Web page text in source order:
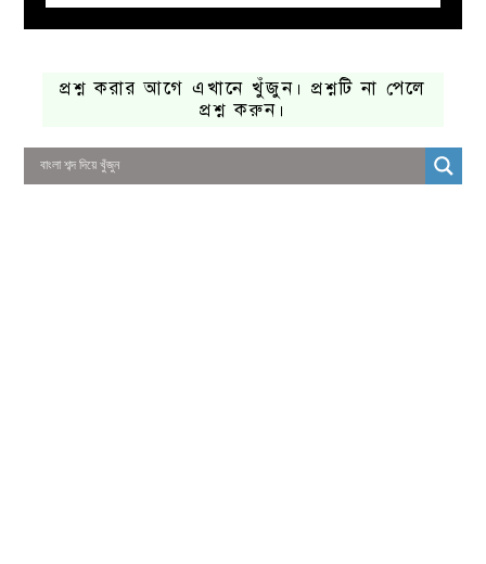
প্রশ্ন করার আগে এখানে খুঁজুন। প্রশ্নটি না পেলে
প্রশ্ন করুন।